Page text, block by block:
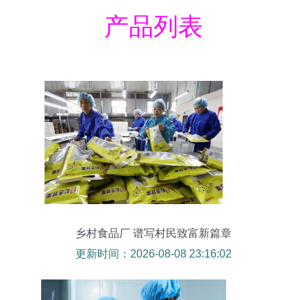
产品列表
乡村食品厂 谱写村民致富新篇章
更新时间：2026-08-08 23:16:02